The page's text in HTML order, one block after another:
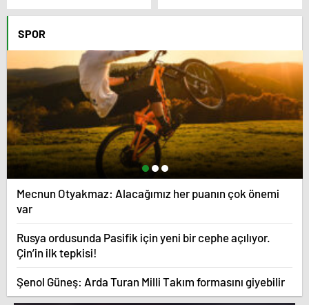
göstermeye başladı.
derledik.
SPOR
Mecnun Otyakmaz: Alacağımız her puanın çok önemi
var
Rusya ordusunda Pasifik için yeni bir cephe açılıyor.
Çin’in ilk tepkisi!
Şenol Güneş: Arda Turan Milli Takım formasını giyebilir